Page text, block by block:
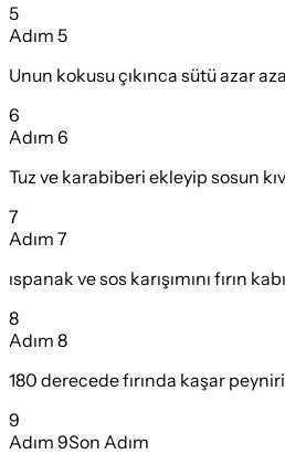
5
Adım 5
Unun kokusu çıkınca sütü azar
6
Adım 6
Tuz ve karabiberi ekleyip sosun
7
Adım 7
ıspanak ve sos karışımını fırın
8
Adım 8
180 derecede fırında kaşar
9
Adım 9Son Adım